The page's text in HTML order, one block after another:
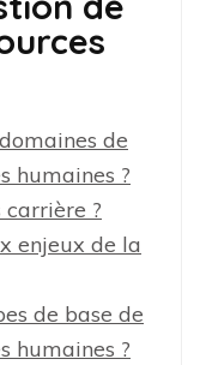
de
humaines ?
carrière ?
enjeux de la
de base de
humaines ?